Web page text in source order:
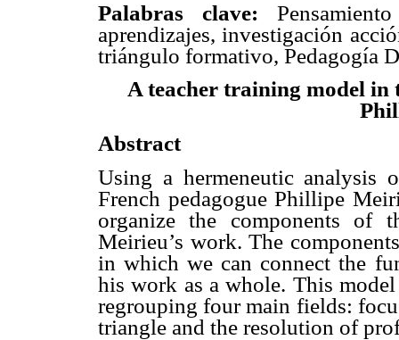
Palabras clave:
aprendizajes, investigación
triángulo formativo, Pedagogía
A teacher training model in
Abstract
Using a hermeneutic analysis
French pedagogue Phillipe
organize the components of
Meirieu’s work. The
in which we can connect the
his work as a whole. This
regrouping four main fields:
triangle and the resolution of